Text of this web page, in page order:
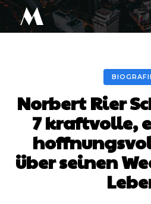
M
Norbert Rier
7 kraftvolle,
über seinen